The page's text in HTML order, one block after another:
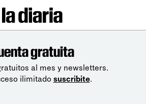
gratuita
al mes y newsletters.
ilimitado suscribite.